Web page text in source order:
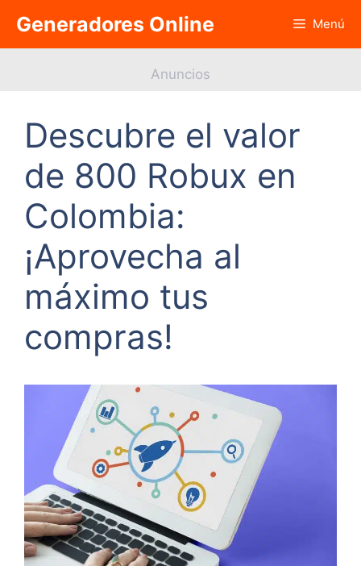
contenido
Generadores Online Menú
Anuncios
Descubre el valor
de 800 Robux en
Colombia:
¡Aprovecha al
máximo tus
compras!